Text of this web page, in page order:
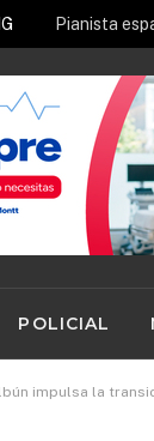
POLICIAL
impulsa la